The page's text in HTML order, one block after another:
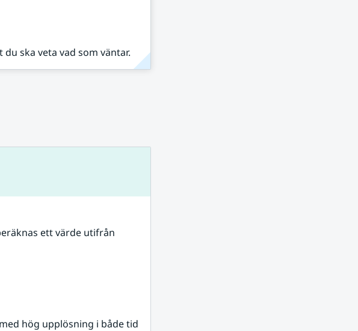
ska veta vad som väntar.
ett värde utifrån
hög upplösning i både tid